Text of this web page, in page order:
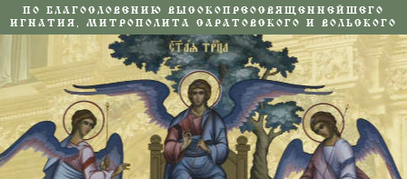
ПО БЛАГОСЛОВЕНИЮ ВЫСОКОПРЕОСВЯЩЕННЕЙШЕГО
ИГНАТИЯ, МИТРОПОЛИТА САРАТОВСКОГО И ВОЛЬСКОГО